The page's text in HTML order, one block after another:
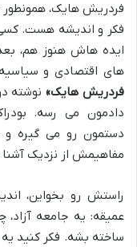
فردریش هایک، همونطور
ایده هاش هنوز هم،
های اقتصادی و
فردریش هایک»نوشته
دادمون می رسه.
دستمون رو می گیره و
مفاهیمش از نزدیک
راستش رو بخواین،
عمیقه: یه جامعه آزاد،
ساخته بشه. فکر کنید